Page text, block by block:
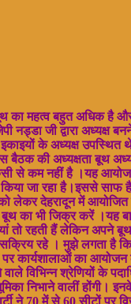
का महत्व बहुत अधिक है
जेपी नड्डा जी द्वारा
के अध्यक्ष
की अध्यक्षता बूथ
से कम नहीं है ।यह
जा रहा है।इससे साफ है
को लेकर देहरादून में
बूथ का भी जिक्र करें ।यह
तो रहती हैं लेकिन
रहे । मुझे लगता है
कार्यशालाओं का
विभिन्न श्रेणियों के
निभाने वालीं होंगी।
ने 70 में से 60 सीटों